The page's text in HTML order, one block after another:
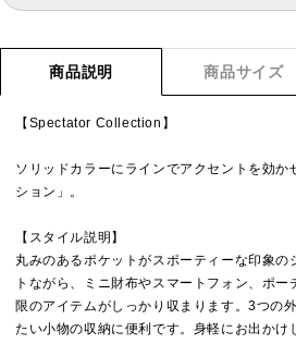
商品説明 商品サイズ
【Spectator Collection】
ソリッドカラーにラインでアクセントを効か
ション」。
【スタイル説明】
丸みのあるポケットがスポーティーな印象の
トながら、ミニ財布やスマートフォン、ポ
限のアイテムがしっかり収まります。3つの
たい小物の収納に便利です。身軽にお出かけ